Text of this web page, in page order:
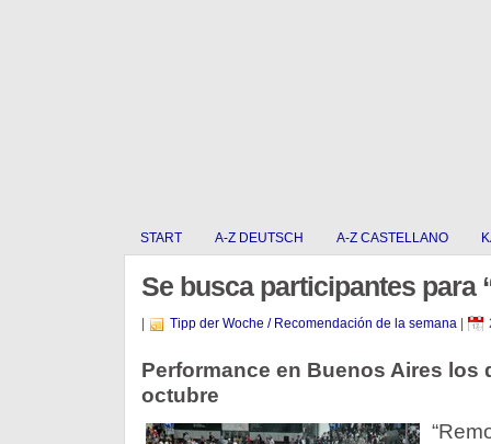
START A-Z DEUTSCH A-Z CASTELLANO
Se busca participantes para
Tipp der Woche / Recomendación de la semana|
Performance en Buenos Aires los
octubre